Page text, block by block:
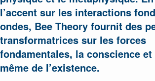
l’accent sur les interactions
ondes, Bee Theory fournit des
transformatrices sur les forces
fondamentales, la conscience
même de l’existence.